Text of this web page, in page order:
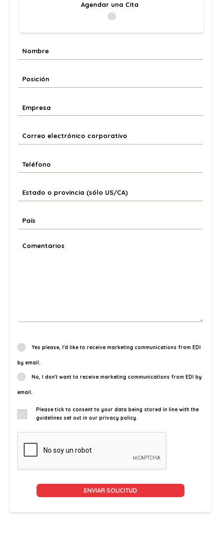
Agendar una Cita
Yes please, I'd like to receive marketing communications from EDI
by email.
No, I don't want to receive marketing communications from EDI by
email.
Please tick to consent to your data being stored in line with the
guidelines set out in our privacy policy.